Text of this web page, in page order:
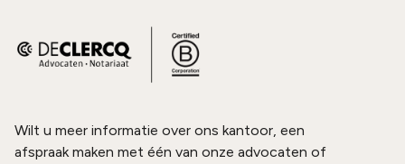
Wilt u meer informatie over ons kantoor, een
afspraak maken met één van onze advocaten of